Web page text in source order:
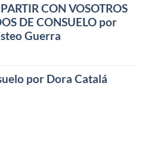
CON VOSOTROS
DE CONSUELO por
Guerra
por Dora Catalá